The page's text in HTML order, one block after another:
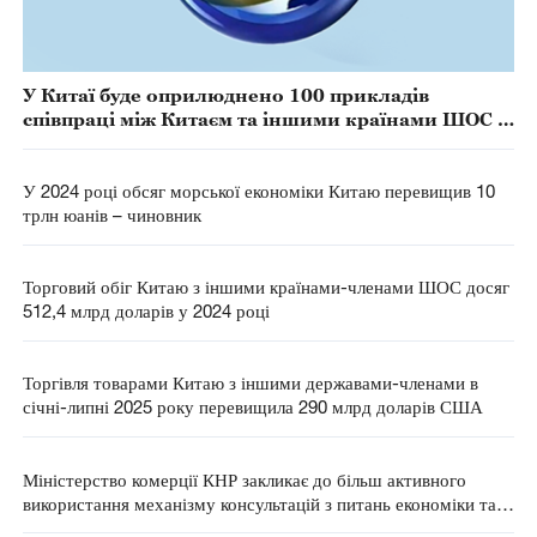
У Китаї буде оприлюднено 100 прикладів
співпраці між Китаєм та іншими країнами ШОС у
У 2024 році обсяг морської економіки Китаю перевищив 10
трлн юанів – чиновник
Торговий обіг Китаю з іншими країнами-членами ШОС досяг
512,4 млрд доларів у 2024 році
Торгівля товарами Китаю з іншими державами-членами в
січні-липні 2025 року перевищила 290 млрд доларів США
Міністерство комерції КНР закликає до більш активного
використання механізму консультацій з питань економіки та